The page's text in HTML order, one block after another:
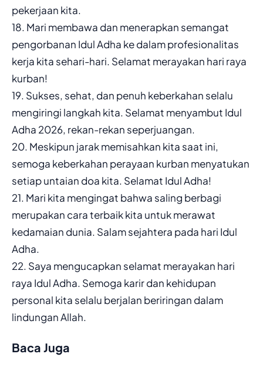
pekerjaan kita.
18. Mari membawa dan menerapkan semangat
pengorbanan Idul Adha ke dalam profesionalitas
kerja kita sehari-hari. Selamat merayakan hari raya
kurban!
19. Sukses, sehat, dan penuh keberkahan selalu
mengiringi langkah kita. Selamat menyambut Idul
Adha 2026, rekan-rekan seperjuangan.
20. Meskipun jarak memisahkan kita saat ini,
semoga keberkahan perayaan kurban menyatukan
setiap untaian doa kita. Selamat Idul Adha!
21. Mari kita mengingat bahwa saling berbagi
merupakan cara terbaik kita untuk merawat
kedamaian dunia. Salam sejahtera pada hari Idul
Adha.
22. Saya mengucapkan selamat merayakan hari
raya Idul Adha. Semoga karir dan kehidupan
personal kita selalu berjalan beriringan dalam
lindungan Allah.
Baca Juga